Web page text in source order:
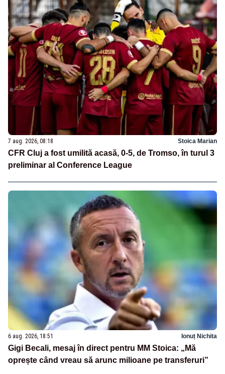
7 aug. 2026, 08:18 Stoica Marian
CFR Cluj a fost umilită acasă, 0-5, de Tromso, în turul 3
preliminar al Conference League
6 aug. 2026, 18:51 Ionuț Nichita
Gigi Becali, mesaj în direct pentru MM Stoica: „Mă
oprește când vreau să arunc milioane pe transferuri”